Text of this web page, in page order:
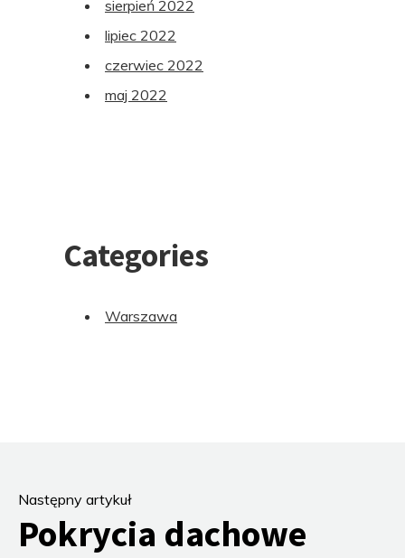
sierpień 2022
lipiec 2022
czerwiec 2022
maj 2022
Categories
Warszawa
Następny artykuł
Pokrycia dachowe